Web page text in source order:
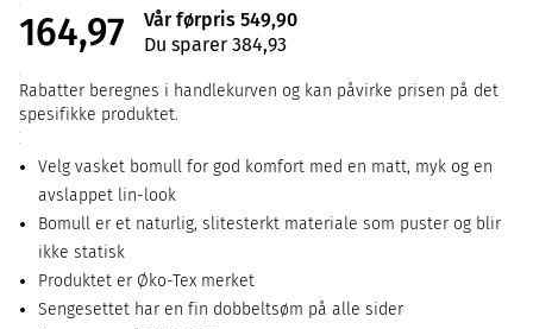
164,97
Vår førpris 549,90
Du sparer 384,93
Rabatter beregnes i handlekurven og kan påvirke prisen på det
spesifikke produktet.
Velg vasket bomull for god komfort med en matt, myk og en
avslappet lin-look
Bomull er et naturlig, slitesterkt materiale som puster og blir
ikke statisk
Produktet er Øko-Tex merket
Sengesettet har en fin dobbeltsøm på alle sider